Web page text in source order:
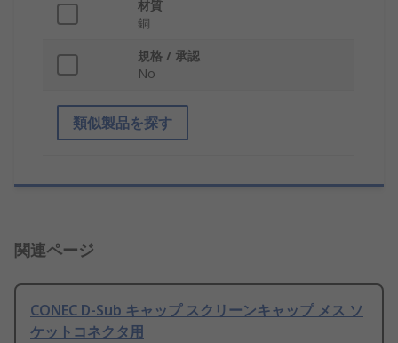
材質
銅
規格 / 承認
No
類似製品を探す
関連ページ
CONEC D-Sub キャップ スクリーンキャップ メス ソ
ケットコネクタ用